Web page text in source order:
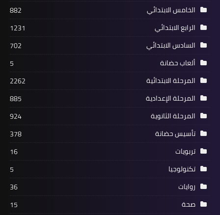
الخامس الابتدائي
882
الرابع الابتدائي
1231
السادس الابتدائي
702
ألعاب حضانة
5
المرحلة الابتدائية
2262
المرحلة الإعدادية
885
المرحلة الثانوية
924
تأسيس حضانة
378
تربويات
16
تكنولوجيا
5
روايات
36
صحة
15